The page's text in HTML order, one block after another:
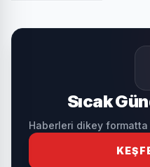
Sıcak
Haberleri dikey formatta